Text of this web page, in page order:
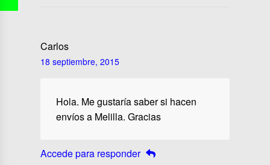
Carlos
18 septiembre, 2015
Hola. Me gustaría saber si hacen
envíos a Melilla. Gracias
Accede para responder